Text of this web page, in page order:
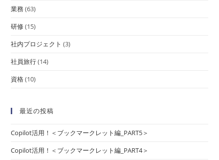
業務(63)
研修(15)
社内プロジェクト (3)
社員旅行(14)
資格(10)
最近の投稿
Copilot活用！＜ブックマークレット編_PART5＞
Copilot活用！＜ブックマークレット編_PART4＞